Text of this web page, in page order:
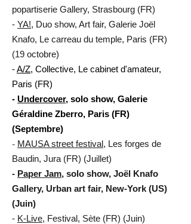
popartiserie Gallery, Strasbourg (FR)
- YA!, Duo show, Art fair, Galerie Joël
Knafo, Le carreau du temple, Paris (FR)
(19 octobre)
-A/Z, Collective, Le cabinet d'amateur,
Paris (FR)
- Undercover, solo show, Galerie
Géraldine Zberro, Paris (FR)
(Septembre)
- MAUSA street festival, Les forges de
Baudin, Jura (FR) (Juillet)
- Paper Jam, solo show, Joël Knafo
Gallery, Urban art fair, New-York (US)
(Juin)
- K-Live, Festival, Sète (FR) (Juin)